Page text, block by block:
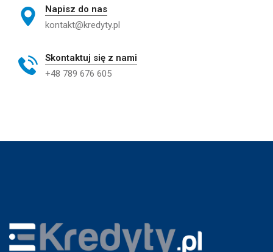
Napisz do nas
kontakt@kredyty.pl
Skontaktuj się z nami
+48 789 676 605